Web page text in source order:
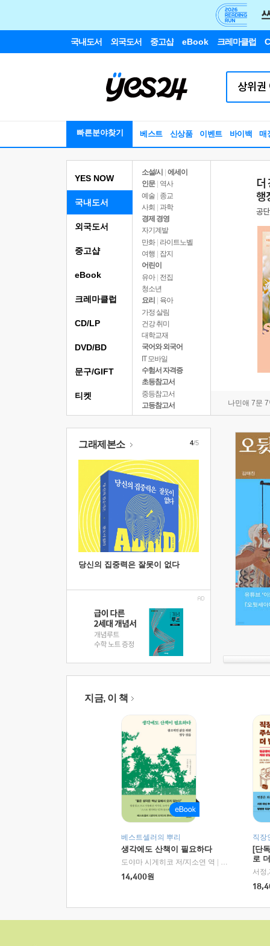
국내도서 외국도서 중고샵 eBook 크레마클럽
빠른분야찾기 베스트 신상품 이벤트 바이백 매
YES NOW
국내도서
소설/시
에세이
인문
역사
예술 | 종교
사회 | 과학
경제 경영
자기계발
만화 | 라이트노벨
여행
잡지
어린이
유아 | 전집
청소년
요리
육아
가정 살림
건강 취미
대학교재
국어와 외국어
IT 모바일
수험서 자격증
초등참고서
중등참고서
고등참고서
나민애 7문
외국도서
중고샵
eBook
크레마클럽
CD/LP
DVD/BD
문구/GIFT
티켓
그래제본소
당신의 집중력은 잘못이 없다
4/5
지금, 이 책
베스트셀러의 뿌리
생각에도 산책이 필요하다
도야마 시게히코 저/지소연 역
알에이치코리
14,400원
직장
[단
로